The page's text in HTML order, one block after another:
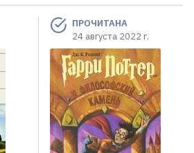
ПРОЧИТАНА
24 августа 2022 г.